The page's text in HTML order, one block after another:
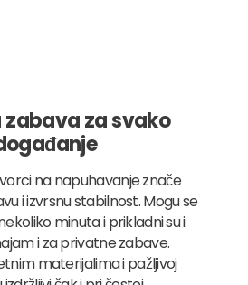
zabava za svako
na napuhavanje znače
i izvrsnu stabilnost. Mogu se
minuta i prikladni su i
i za privatne zabave.
materijalima i pažljivoj